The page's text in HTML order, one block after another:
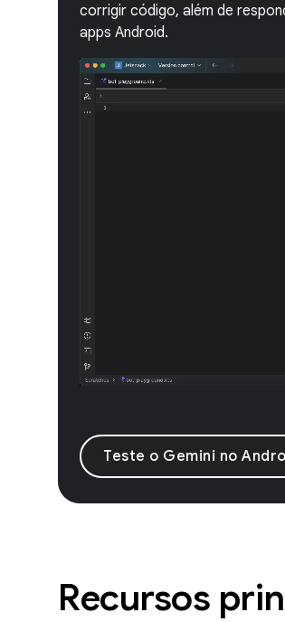
corrigir código, além de
apps Android.
Teste o Gemini no
Recursos